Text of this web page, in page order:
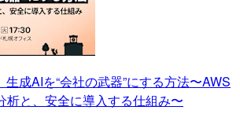
生成AIを“会社の武器”にする方法〜AWS
析と、安全に導入する仕組み〜